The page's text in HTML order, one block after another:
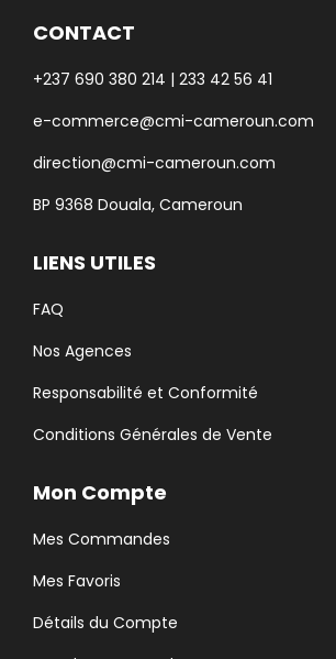
CONTACT
+237 690 380 214 | 233 42 56 41
e-commerce@cmi-cameroun.com
direction@cmi-cameroun.com
BP 9368 Douala, Cameroun
LIENS UTILES
FAQ
Nos Agences
Responsabilité et Conformité
Conditions Générales de Vente
Mon Compte
Mes Commandes
Mes Favoris
Détails du Compte